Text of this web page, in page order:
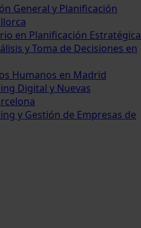
General y Planificación
en Planificación Estratégica
y Toma de Decisiones en
Humanos en Madrid
Digital y Nuevas
y Gestión de Empresas de